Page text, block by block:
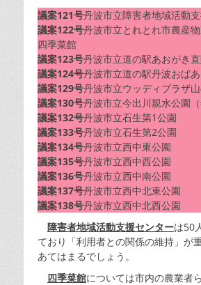
議案121号丹波市立障害者地域活動
議案122号丹波市立とれとれ市農産
四季菜館
議案123号丹波市立道の駅あおがき
議案124号丹波市立道の駅丹波おば
議案129号丹波市立ウッディプラザ
議案130号丹波市立今出川親水公園（
議案132号丹波市立石生第1公園
議案133号丹波市立石生第2公園
議案134号丹波市立西中東公園
議案135号丹波市立西中西公園
議案136号丹波市立西中南公園
議案137号丹波市立西中北東公園
議案138号丹波市立西中北西公園
障害者地域活動支援センターは50
ており「利用者との関係の維持」が
あてはまるでしょう。
四季菜館については市内の農業者